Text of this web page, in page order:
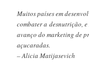
Muitos países em
combater a desnutrição,
avanço do marketing de
açucaradas.
– Alicia Matijasevich